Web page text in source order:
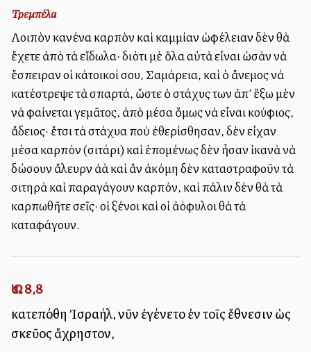
Τρεμπέλα
Λοιπὸν κανένα καρπὸν καὶ καμμίαν ὠφέλειαν δὲν θὰ
ἔχετε ἀπὸ τὰ εἴδωλα· διότι μὲ ὅλα αὐτὰ εἶναι ὡσὰν νὰ
ἔσπειραν οἱ κάτοικοί σου, Σαμάρεια, καὶ ὁ ἄνεμος νὰ
κατέστρεψε τὰ σπαρτά, ὥστε ὁ στάχυς των ἀπ’ ἔξω μὲν
νὰ φαίνεται γεμᾶτος, ἀπὸ μέσα ὅμως νὰ εἶναι κούφιος,
ἄδειος· ἔτσι τὰ στάχυα ποὺ ἐθερίσθησαν, δὲν εἶχαν
μέσα καρπόν (σιτάρι) καὶ ἑπομένως δὲν ἦσαν ἱκανὰ νὰ
δώσουν ἄλευρν ἀλλὰ καὶ ἂν ἀκόμη δὲν καταστραφοῦν τὰ
σιτηρὰ καὶ παραγάγουν καρπόν, καὶ πάλιν δὲν θὰ τὰ
καρπωθῆτε σεῖς· οἱ ξένοι καὶ οἱ ἀλλόφυλοι θὰ τὰ
καταφάγουν.
Ὡσ. 8,8
κατεπόθη Ἰσραήλ, νῦν ἐγένετο ἐν τοῖς ἔθνεσιν ὡς
σκεῦος ἄχρηστον,